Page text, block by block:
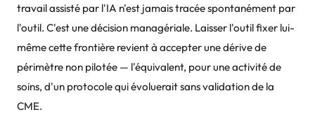
travail assisté par l'IA n'est jamais tracée spontanément par
l'outil. C'est une décision managériale. Laisser l'outil fixer lui-
même cette frontière revient à accepter une dérive de
périmètre non pilotée — l'équivalent, pour une activité de
soins, d'un protocole qui évoluerait sans validation de la
CME.